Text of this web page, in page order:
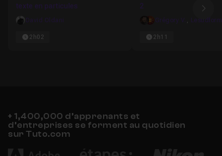
texte en particules
David Oldani
2h02
2
Grégory V. ,
2h11
+ 1,400,000 d’apprenants et
d’entreprises se forment au quotidien
sur Tuto.com